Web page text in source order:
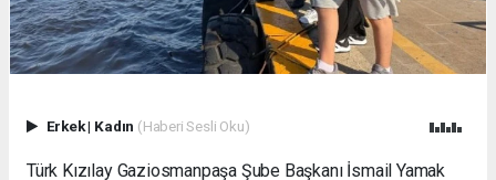
Erkek| Kadın (Haberi Sesli Oku)
Türk Kızılay Gaziosmanpaşa Şube Başkanı İsmail Yamak